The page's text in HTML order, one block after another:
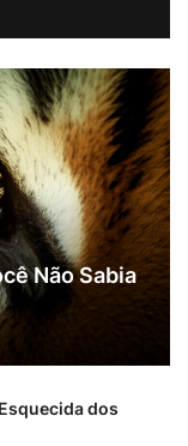
Não Sabia
dos